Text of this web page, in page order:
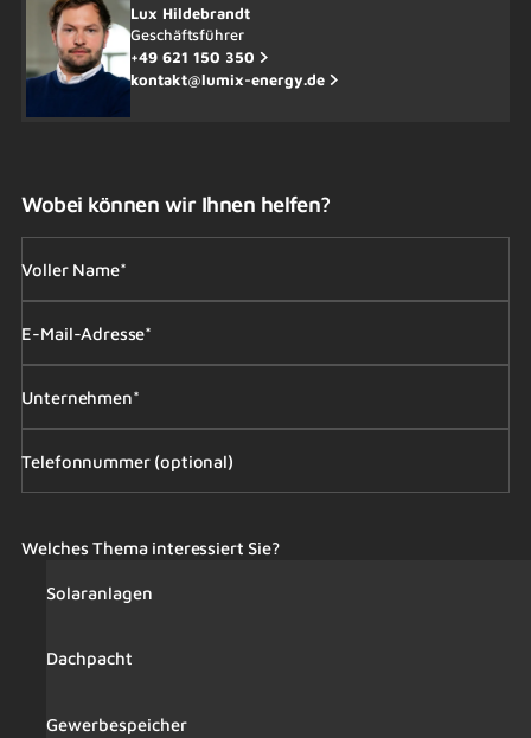
Lux Hildebrandt
Geschäftsführer
+49 621 150 350
kontakt@lumix-energy.de
Wobei können wir Ihnen helfen?
Voller Name*
E-Mail-Adresse*
Unternehmen*
Telefonnummer (optional)
Welches Thema interessiert Sie?
Solaranlagen
Dachpacht
Gewerbespeicher